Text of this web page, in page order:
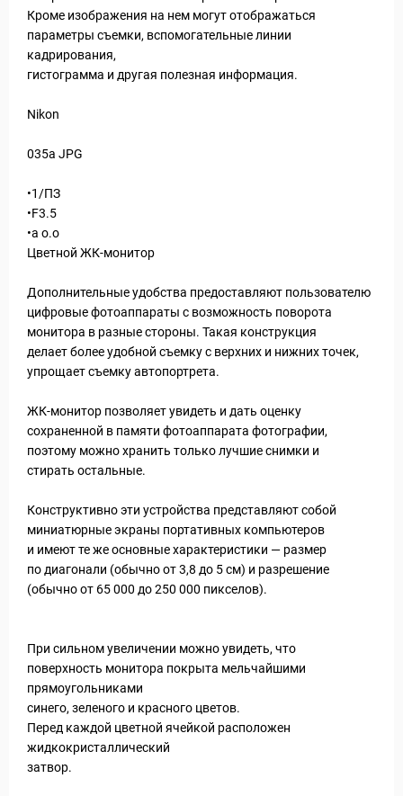
Кроме изображения на нем могут отображаться
параметры съемки, вспомогательные линии
кадрирования,
гистограмма и другая полезная информация.
Nikon
035a JPG
•1/ПЗ
•F3.5
•а о.о
Цветной ЖК-монитор
Дополнительные удобства предоставляют пользователю
цифровые фотоаппараты с возможность поворота
монитора в разные стороны. Такая конструкция
делает более удобной съемку с верхних и нижних точек,
упрощает съемку автопортрета.
ЖК-монитор позволяет увидеть и дать оценку
сохраненной в памяти фотоаппарата фотографии,
поэтому можно хранить только лучшие снимки и
стирать остальные.
Конструктивно эти устройства представляют собой
миниатюрные экраны портативных компьютеров
и имеют те же основные характеристики — размер
по диагонали (обычно от 3,8 до 5 см) и разрешение
(обычно от 65 000 до 250 000 пикселов).
При сильном увеличении можно увидеть, что
поверхность монитора покрыта мельчайшими
прямоугольниками
синего, зеленого и красного цветов.
Перед каждой цветной ячейкой расположен
жидкокристаллический
затвор.